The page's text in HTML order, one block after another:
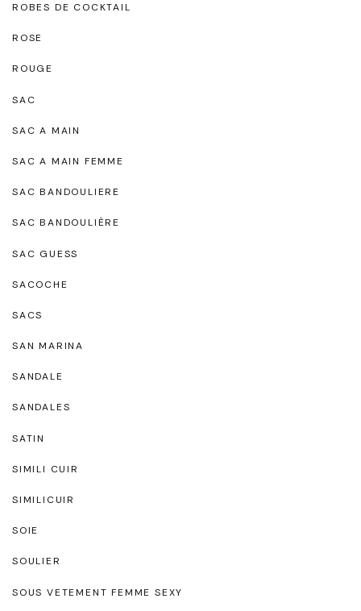
ROBES DE COCKTAIL
ROSE
ROUGE
SAC
SAC A MAIN
SAC A MAIN FEMME
SAC BANDOULIERE
SAC BANDOULIÈRE
SAC GUESS
SACOCHE
SACS
SAN MARINA
SANDALE
SANDALES
SATIN
SIMILI CUIR
SIMILICUIR
SOIE
SOULIER
SOUS VETEMENT FEMME SEXY